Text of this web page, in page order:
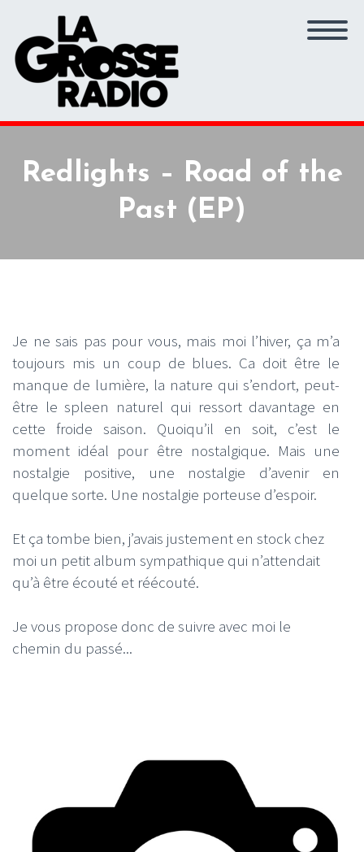
Redlights – Road of the
Past (EP)
Je ne sais pas pour vous, mais moi l’hiver, ça m’a
toujours mis un coup de blues. Ca doit être le
manque de lumière, la nature qui s’endort, peut-
être le spleen naturel qui ressort davantage en
cette froide saison. Quoiqu’il en soit, c’est le
moment idéal pour être nostalgique. Mais une
nostalgie positive, une nostalgie d’avenir en
quelque sorte. Une nostalgie porteuse d’espoir.
Et ça tombe bien, j’avais justement en stock chez
moi un petit album sympathique qui n’attendait
qu’à être écouté et réécouté.
Je vous propose donc de suivre avec moi le
chemin du passé...